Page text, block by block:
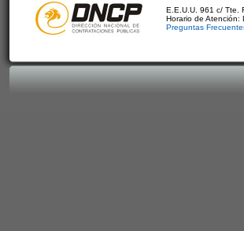
E.E.U.U. 961 c/ Tte.
Horario de
Preguntas